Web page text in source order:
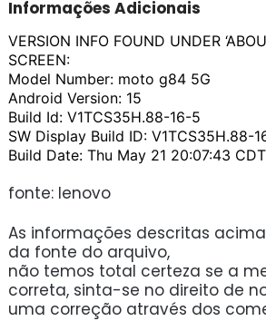
Informações Adicionais
VERSION INFO FOUND UNDER
SCREEN:
Model Number: moto g84 5G
Android Version: 15
Build Id: V1TCS35H.88-16-5
SW Display Build ID: V1TCS35H.88-
Build Date: Thu May 21 20:07:43
fonte: lenovo
As informações descritas
da fonte do arquivo,
não temos total certeza se a
correta, sinta-se no direito de
uma correção através dos